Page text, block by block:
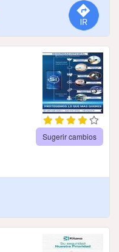
Sugerir cambios